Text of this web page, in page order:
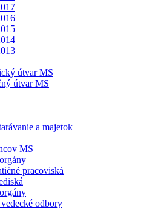
útvar MS
útvar MS
a majetok
MS
pracoviská
odbory